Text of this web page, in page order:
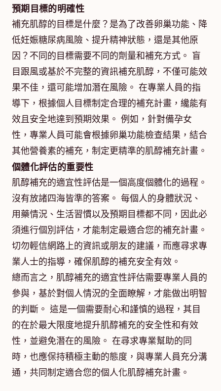
預期目標的明確性
補充肌醇的目標是什麼？是為了改善卵巢功能、降
低妊娠糖尿病風險、提升精神狀態，還是其他原
因？不同的目標需要不同的劑量和補充方式。 盲
目跟風或基於不完整的資訊補充肌醇，不僅可能效
果不佳，還可能增加潛在風險。 在專業人員的指
導下，根據個人目標制定合理的補充計畫，纔能有
效且安全地達到預期效果。 例如，針對備孕女
性，專業人員可能會根據卵巢功能檢查結果，結合
其他營養素的補充，制定更精準的肌醇補充計畫。
個體化評估的重要性
肌醇補充的適宜性評估是一個高度個體化的過程。
沒有放諸四海皆準的答案。 每個人的身體狀況、
用藥情況、生活習慣以及預期目標都不同，因此必
須進行個別評估，才能制定最適合您的補充計畫。
切勿輕信網路上的資訊或朋友的建議，而應尋求專
業人士的指導，確保肌醇的補充安全有效。
總而言之，肌醇補充的適宜性評估需要專業人員的
參與，基於對個人情況的全面瞭解，才能做出明智
的判斷。 這是一個需要耐心和謹慎的過程，其目
的在於最大限度地提升肌醇補充的安全性和有效
性，並避免潛在的風險。 在尋求專業幫助的同
時，也應保持積極主動的態度，與專業人員充分溝
通，共同制定適合您的個人化肌醇補充計畫。